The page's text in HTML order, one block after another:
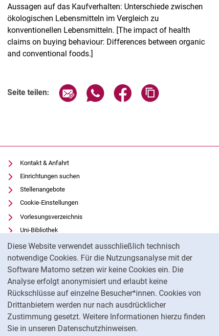
Diese Website verwendet ausschließlich technisch
notwendige Cookies. Für die Nutzungsanalyse mit der
Software Matomo setzen wir keine Cookies ein. Die
Analyse erfolgt anonymisiert und erlaubt keine
Rückschlüsse auf einzelne Besucher*innen. Cookies von
Drittanbietern werden nur nach ausdrücklicher
Zustimmung gesetzt. Weitere Informationen hierzu finden
Sie in unseren Datenschutzhinweisen.
Aussagen auf das Kaufverhalten: Unterschiede zwischen
ökologischen Lebensmitteln im Vergleich zu
konventionellen Lebensmitteln. [The impact of health
claims on buying behaviour: Differences between organic
and conventional foods.]
Seite teilen: Seite über E-Mail teilen
Seite über WhatsApp teilen
Seite über Facebook
Kontakt & Anfahrt
Einrichtungen suchen
Stellenangebote
Cookie-Einstellungen
Vorlesungsverzeichnis
Uni-Bibliothek
Moodle
Panopto
Datenschutz
Barrierefreiheit
Transparenter KI-Einsatz